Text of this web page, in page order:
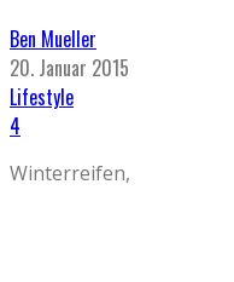
Ben Mueller
20. Januar 2015
Lifestyle
4
Winterreifen,